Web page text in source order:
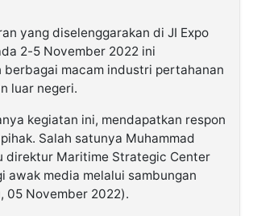
yang diselenggarakan di JI Expo
2-5 November 2022 ini
berbagai macam industri pertahanan
luar negeri.
kegiatan ini, mendapatkan respon
Salah satunya Muhammad
direktur Maritime Strategic Center
awak media melalui sambungan
05 November 2022).